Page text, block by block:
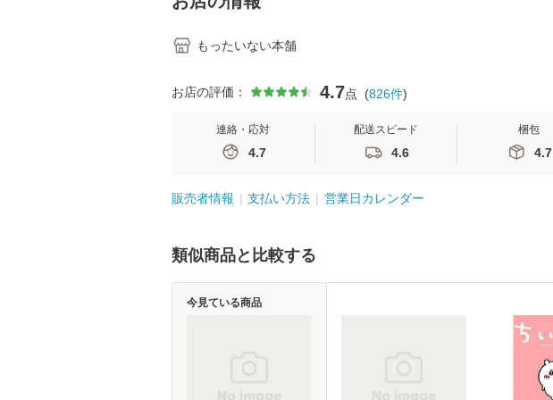
もったいない本舗
お店の評価： 4.7点 (826件)
連絡・応対
4.7
配送スピード
4.6
梱包
4.7
販売者情報 支払い方法 営業日カレンダー
類似商品と比較する
今見ている商品